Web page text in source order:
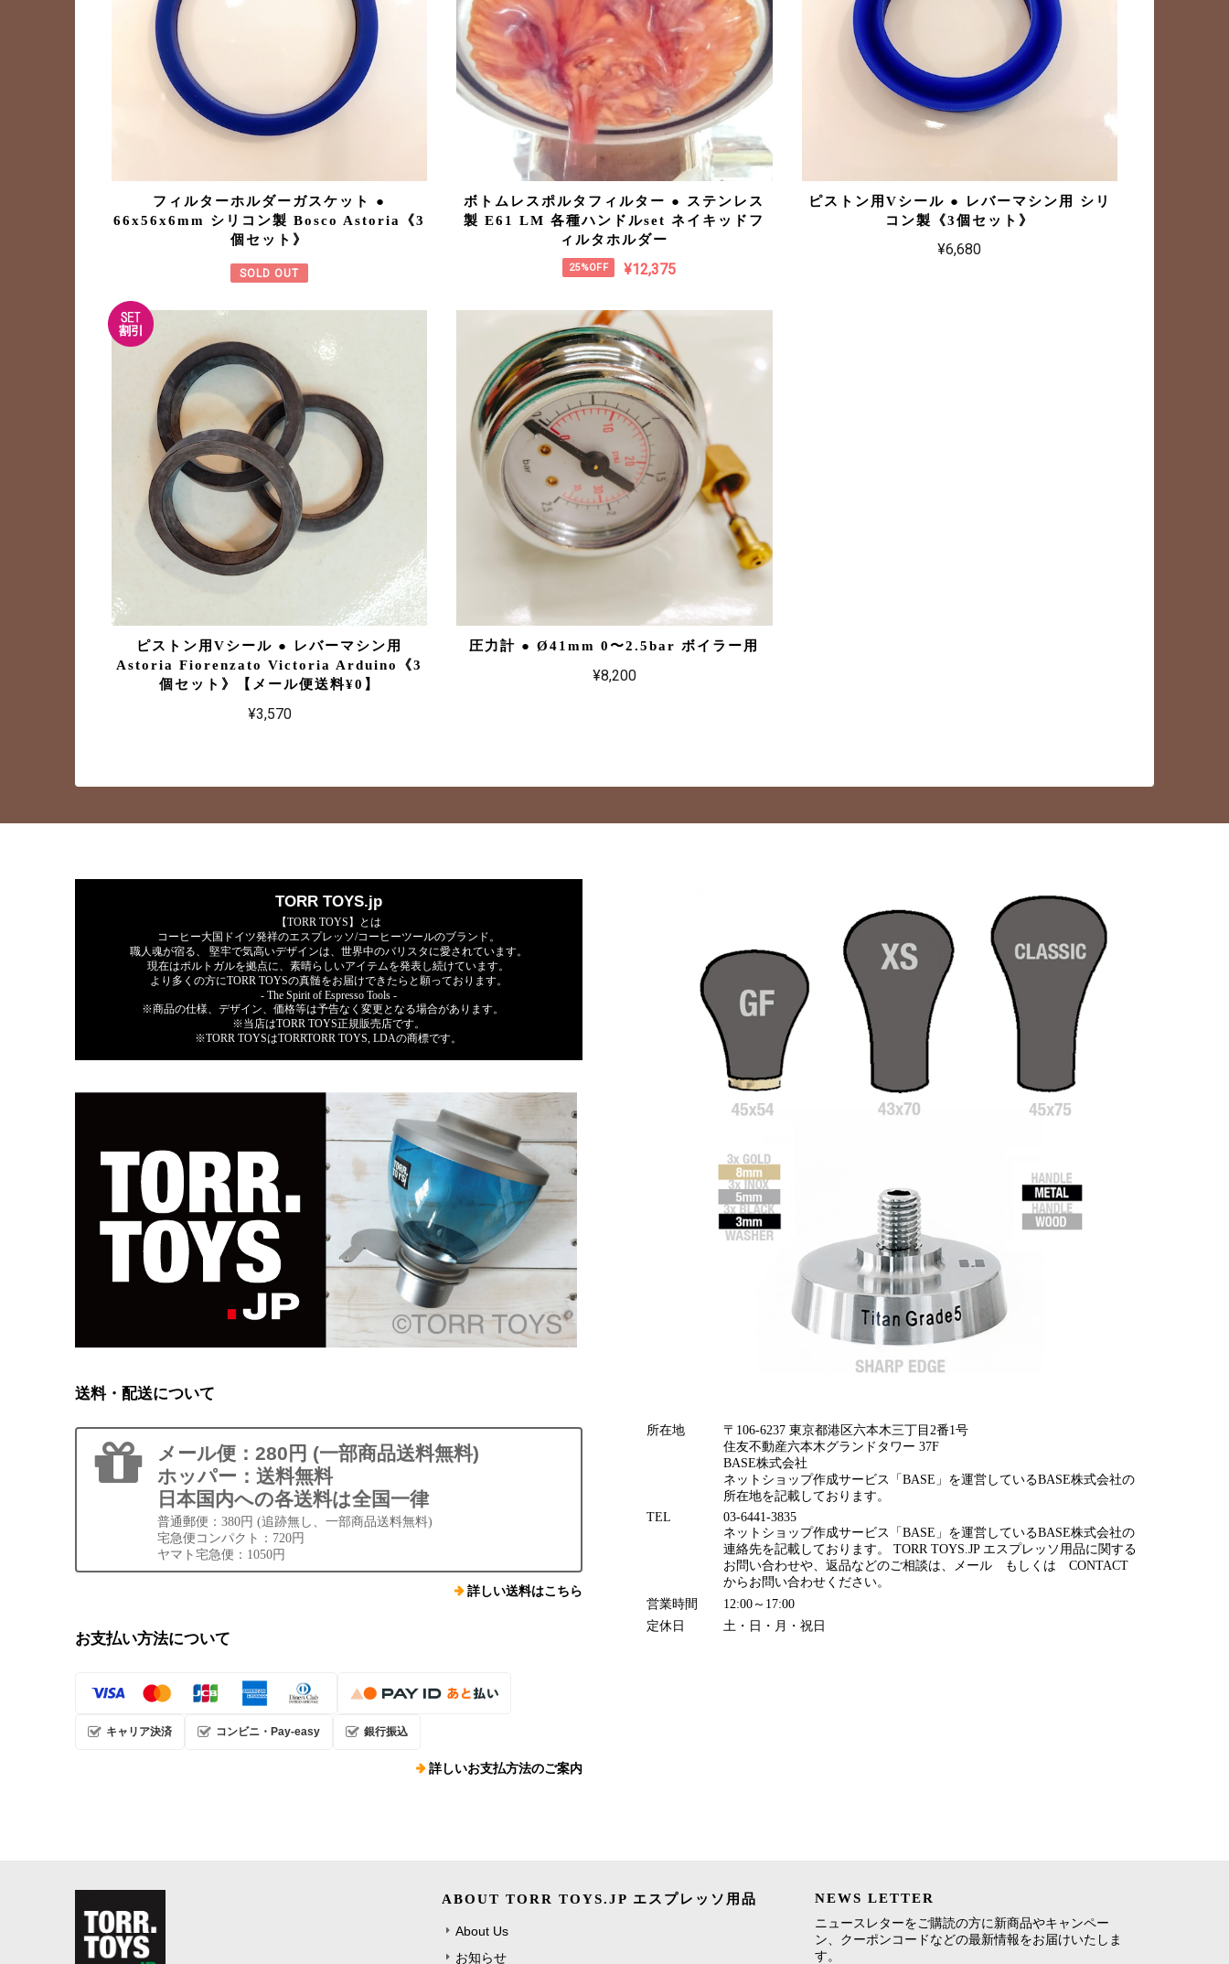
フィルターホルダーガスケット ●
66x56x6mm シリコン製 Bosco Astoria《3
個セット》
SOLD OUT
ボトムレスポルタフィルター ● ステンレス
製 E61 LM 各種ハンドルset ネイキッドフ
ィルタホルダー
25%OFF ¥12,375
ピストン用Vシール ● レバーマシン用 シリ
コン製《3個セット》
¥6,680
ピストン用Vシール ● レバーマシン用
Astoria Fiorenzato Victoria Arduino《3
個セット》【メール便送料¥0】
¥3,570
圧力計 ● Ø41mm 0〜2.5bar ボイラー用
¥8,200
TORR TOYS.jp
【TORR TOYS】とは
コーヒー大国ドイツ発祥のエスプレッソ/コーヒーツールのブランド。
職人魂が宿る、 堅牢で気高いデザインは、世界中のバリスタに愛されています。
現在はポルトガルを拠点に、素晴らしいアイテムを発表し続けています。
より多くの方にTORR TOYSの真髄をお届けできたらと願っております。
- The Spirit of Espresso Tools -
※商品の仕様、デザイン、価格等は予告なく変更となる場合があります。
※当店はTORR TOYS正規販売店です。
※TORR TOYSはTORRTORR TOYS, LDAの商標です。
送料・配送について
メール便：280円 (一部商品送料無料)
ホッパー：送料無料
日本国内への各送料は全国一律
普通郵便：380円 (追跡無し、一部商品送料無料)
宅急便コンパクト：720円
ヤマト宅急便：1050円
詳しい送料はこちら
お支払い方法について
キャリア決済 コンビニ・Pay-easy 銀行振込
詳しいお支払方法のご案内
所在地
〒106-6237 東京都港区六本木三丁目2番1号
住友不動産六本木グランドタワー 37F
BASE株式会社
ネットショップ作成サービス「BASE」を運営しているBASE株式会社の
所在地を記載しております。
TEL
03-6441-3835
ネットショップ作成サービス「BASE」を運営しているBASE株式会社の
連絡先を記載しております。 TORR TOYS.JP エスプレッソ用品に関する
お問い合わせや、返品などのご相談は、メール もしくは CONTACT
からお問い合わせください。
営業時間
12:00～17:00
定休日
土・日・月・祝日
ABOUT TORR TOYS.JP エスプレッソ用品
About Us
お知らせ
NEWS LETTER
ニュースレターをご購読の方に新商品やキャンペー
ン、クーポンコードなどの最新情報をお届けいたしま
す。